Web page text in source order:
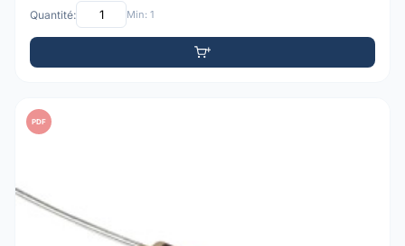
Quantité: Min: 1
PDF